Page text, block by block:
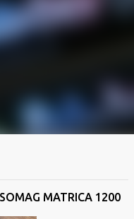
MATRICA 1200